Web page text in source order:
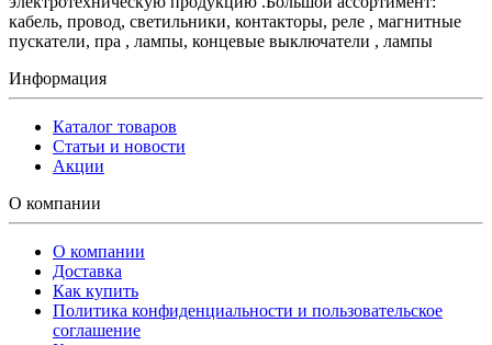
кабель, провод, светильники, контакторы, реле , магнитные
пускатели, пра , лампы, концевые выключатели , лампы
Информация
Каталог товаров
Статьи и новости
Акции
О компании
О компании
Доставка
Как купить
Политика конфиденциальности и пользовательское
соглашение